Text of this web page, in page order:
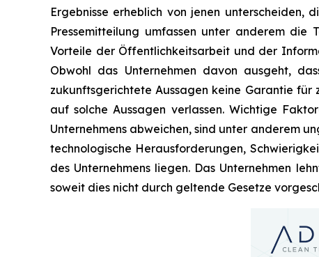
Ergebnisse erheblich von jenen
Pressemitteilung umfassen unter anderem die
Vorteile der Öffentlichkeitsarbeit und der
Obwohl das Unternehmen davon ausgeht,
zukunftsgerichtete Aussagen keine Garantie für
auf solche Aussagen verlassen. Wichtige
Unternehmens abweichen, sind unter anderem
technologische Herausforderungen,
des Unternehmens liegen. Das Unternehmen
soweit dies nicht durch geltende Gesetze